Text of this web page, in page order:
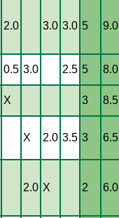
2.0 3.0 3.0 5 9.0
0.5 3.0 2.5 5 8.0
X 3 8.5
X 2.0 3.5 3 6.5
2.0 X 2 6.0